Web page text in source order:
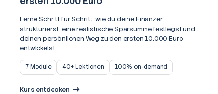
Lerne Schritt für Schritt, wie du deine Finanzen
strukturierst, eine realistische Sparsumme festlegst und
deinen persönlichen Weg zu den ersten 10.000 Euro
entwickelst.
7 Module 40+ Lektionen 100% on-demand
Kurs entdecken